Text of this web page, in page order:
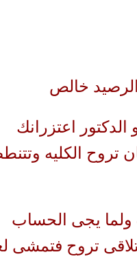
خالص
اعتزرانك
نايم 3 الفجر علشان تروح الكليه
يجى الحساب
تروح فتمشى